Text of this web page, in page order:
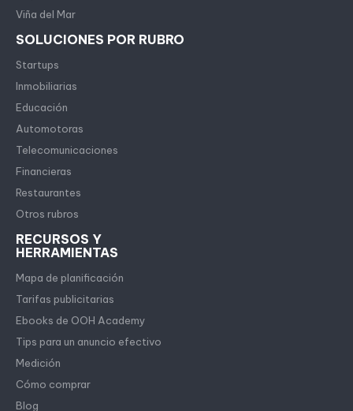
Viña del Mar
SOLUCIONES POR RUBRO
Startups
Inmobiliarias
Educación
Automotoras
Telecomunicaciones
Financieras
Restaurantes
Otros rubros
RECURSOS Y
HERRAMIENTAS
Mapa de planificación
Tarifas publicitarias
Ebooks de OOH Academy
Tips para un anuncio efectivo
Medición
Cómo comprar
Blog